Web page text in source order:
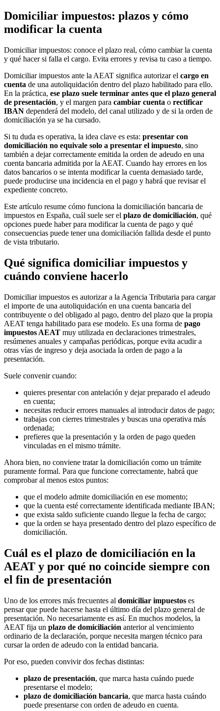
Domiciliar impuestos: plazos y cómo
modificar la cuenta
Domiciliar impuestos: conoce el plazo real, cómo cambiar la cuenta
y qué hacer si falla el cargo. Evita errores y revisa tu caso a tiempo.
Domiciliar impuestos ante la AEAT significa autorizar el cargo en
cuenta de una autoliquidación dentro del plazo habilitado para ello.
En la práctica, ese plazo suele terminar antes que el plazo general
de presentación, y el margen para cambiar cuenta o rectificar
IBAN dependerá del modelo, del canal utilizado y de si la orden de
domiciliación ya se ha cursado.
Si tu duda es operativa, la idea clave es esta: presentar con
domiciliación no equivale solo a presentar el impuesto, sino
también a dejar correctamente emitida la orden de adeudo en una
cuenta bancaria admitida por la AEAT. Cuando hay errores en los
datos bancarios o se intenta modificar la cuenta demasiado tarde,
puede producirse una incidencia en el pago y habrá que revisar el
expediente concreto.
Este artículo resume cómo funciona la domiciliación bancaria de
impuestos en España, cuál suele ser el plazo de domiciliación, qué
opciones puede haber para modificar la cuenta de pago y qué
consecuencias puede tener una domiciliación fallida desde el punto
de vista tributario.
Qué significa domiciliar impuestos y
cuándo conviene hacerlo
Domiciliar impuestos es autorizar a la Agencia Tributaria para cargar
el importe de una autoliquidación en una cuenta bancaria del
contribuyente o del obligado al pago, dentro del plazo que la propia
AEAT tenga habilitado para ese modelo. Es una forma de pago
impuestos AEAT muy utilizada en declaraciones trimestrales,
resúmenes anuales y campañas periódicas, porque evita acudir a
otras vías de ingreso y deja asociada la orden de pago a la
presentación.
Suele convenir cuando:
quieres presentar con antelación y dejar preparado el adeudo
en cuenta;
necesitas reducir errores manuales al introducir datos de pago;
trabajas con cierres trimestrales y buscas una operativa más
ordenada;
prefieres que la presentación y la orden de pago queden
vinculadas en el mismo trámite.
Ahora bien, no conviene tratar la domiciliación como un trámite
puramente formal. Para que funcione correctamente, habrá que
comprobar al menos estos puntos:
que el modelo admite domiciliación en ese momento;
que la cuenta esté correctamente identificada mediante IBAN;
que exista saldo suficiente cuando llegue la fecha de cargo;
que la orden se haya presentado dentro del plazo específico de
domiciliación.
Cuál es el plazo de domiciliación en la
AEAT y por qué no coincide siempre con
el fin de presentación
Uno de los errores más frecuentes al domiciliar impuestos es
pensar que puede hacerse hasta el último día del plazo general de
presentación. No necesariamente es así. En muchos modelos, la
AEAT fija un plazo de domiciliación anterior al vencimiento
ordinario de la declaración, porque necesita margen técnico para
cursar la orden de adeudo con la entidad bancaria.
Por eso, pueden convivir dos fechas distintas:
plazo de presentación, que marca hasta cuándo puede
presentarse el modelo;
plazo de domiciliación bancaria, que marca hasta cuándo
puede presentarse con orden de adeudo en cuenta.